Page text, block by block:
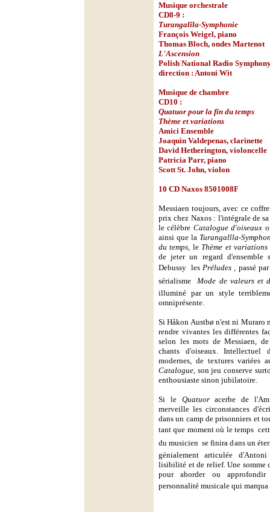
Musique orchestrale
CD8-9 :
Turangalîla-Symphonie
François Weigel, piano
Thomas Bloch, ondes Martenot
L'Ascension
Polish National Radio
direction : Antoni Wit
Musique de chambre
CD10 :
Quatuor pour la fin du temps
Thème et variations
Amici Ensemble
Joaquin Valdepenas, clarinette
David Hetherington, violoncelle
Patricia Parr, piano
Scott St. John, violon
10 CD Naxos 8501008F
Messiaen toujours, avec ce
prix chez Naxos : l'intégrale de
le célèbre Catalogue d'oiseaux
ainsi que la Turangalîla-
du temps, le Thème et variations
de jeter un regard
Debussy  lesPréludes , passé
sérialisme Mode de valeurs et
illuminé par un style
omniprésente.
Si Håkon Austbø n'est ni Muraro
rendre vivantes les différentes
selon les mots de Messiaen,
chants d'oiseaux. Intellectuel
modernes, de textures variées
Catalogue, son jeu conserve
enthousiaste sinon jubilatoire.
Si le Quatuoracerbe de
merveille les circonstances
dans un camp de prisonniers et
tant que moment où le temps 
du musicien  se finira dans un
génialement articulée
lisibilité et de relief. Une somme
pour aborder ou
personnalité musicale qui